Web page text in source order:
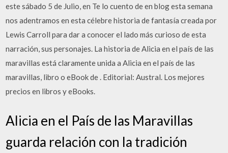
este sábado 5 de Julio, en Te lo cuento de en blog esta semana
nos adentramos en esta célebre historia de fantasía creada por
Lewis Carroll para dar a conocer el lado más curioso de esta
narración, sus personajes. La historia de Alicia en el país de las
maravillas está claramente unida a Alicia en el país de las
maravillas, libro o eBook de . Editorial: Austral. Los mejores
precios en libros y eBooks.
Alicia en el País de las Maravillas
guarda relación con la tradición